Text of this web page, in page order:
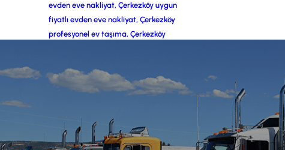
evden eve nakliyat, Çerkezköy uygun
fiyatlı evden eve nakliyat, Çerkezköy
profesyonel ev taşıma, Çerkezköy